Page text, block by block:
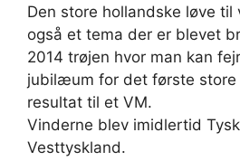
Den store hollandske løve til
også et tema der er blevet
2014 trøjen hvor man kan
jubilæum for det første store
resultat til et VM.
Vinderne blev imidlertid
Vesttyskland.